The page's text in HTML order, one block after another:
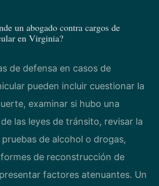
un abogado contra cargos de
en Virginia?
de defensa en casos de
pueden incluir cuestionar la
examinar si hubo una
las leyes de tránsito, revisar la
de alcohol o drogas,
de reconstrucción de
factores atenuantes. Un